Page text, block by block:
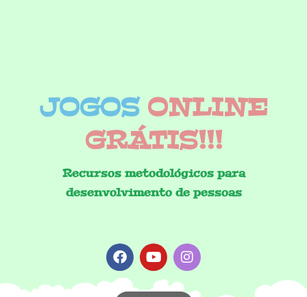
JOGOS ONLINE
GRÁTIS!!!
Recursos metodológicos para
desenvolvimento de pessoas